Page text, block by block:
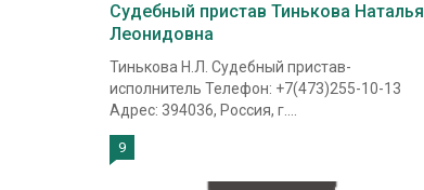
Судебный пристав Тинькова Наталья
Леонидовна
Тинькова Н.Л. Судебный пристав-
исполнитель Телефон: +7(473)255-10-13
Адрес: 394036, Россия, г....
9